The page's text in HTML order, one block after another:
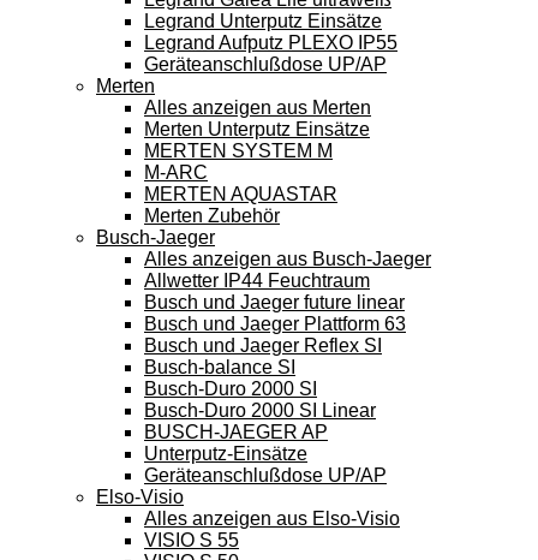
Legrand Unterputz Einsätze
Legrand Aufputz PLEXO IP55
Geräteanschlußdose UP/AP
Merten
Alles anzeigen aus Merten
Merten Unterputz Einsätze
MERTEN SYSTEM M
M-ARC
MERTEN AQUASTAR
Merten Zubehör
Busch-Jaeger
Alles anzeigen aus Busch-Jaeger
Allwetter IP44 Feuchtraum
Busch und Jaeger future linear
Busch und Jaeger Plattform 63
Busch und Jaeger Reflex SI
Busch-balance SI
Busch-Duro 2000 SI
Busch-Duro 2000 SI Linear
BUSCH-JAEGER AP
Unterputz-Einsätze
Geräteanschlußdose UP/AP
Elso-Visio
Alles anzeigen aus Elso-Visio
VISIO S 55